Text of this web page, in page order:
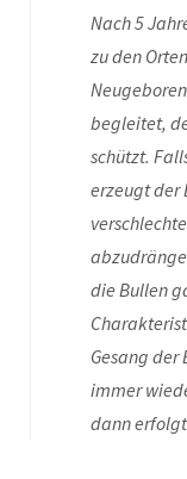
Nach 5
zu den
begleitet,
schützt.
erzeugt der
die Bullen
Gesang der
immer
dann erfolgt